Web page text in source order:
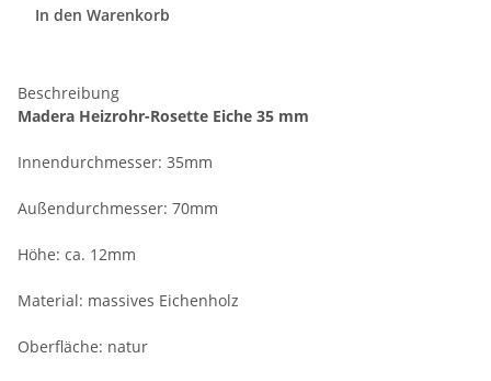
In den Warenkorb
Beschreibung
Madera Heizrohr-Rosette Eiche 35 mm
Innendurchmesser: 35mm
Außendurchmesser: 70mm
Höhe: ca. 12mm
Material: massives Eichenholz
Oberfläche: natur